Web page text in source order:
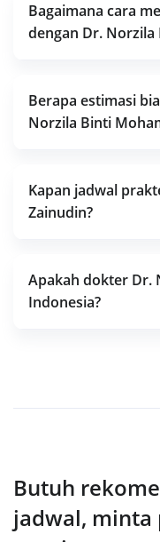
Bagaimana cara
dengan Dr.
Berapa estimasi
Norzila Binti
Kapan jadwal
Zainudin?
Apakah dokter Dr.
Indonesia?
Butuh
jadwal, minta